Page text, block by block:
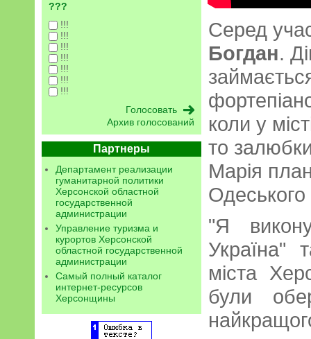
???
!!!
!!!
!!!
!!!
!!!
!!!
!!!
Архив голосований
Партнеры
Департамент реализации
гуманитарной политики
Херсонской областной
государственной
администрации
Управление туризма и
курортов Херсонской
областной государственной
администрации
Самый полный каталог
интернет-ресурсов
Херсонщины
Серед
Богдан.
коли у
то
Марія
"Я
Україна"
міста
були